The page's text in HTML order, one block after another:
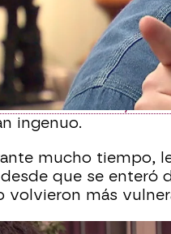
de 2023, 17:04
aLujánfuera de su
mató a Barros y a
ingenuo.
mucho tiempo,
que se enteró
volvieron más